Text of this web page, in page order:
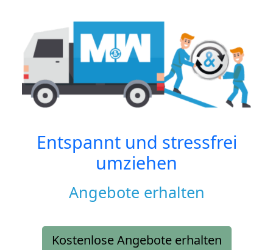
Entspannt und stressfrei
umziehen
Angebote erhalten
Kostenlose Angebote erhalten